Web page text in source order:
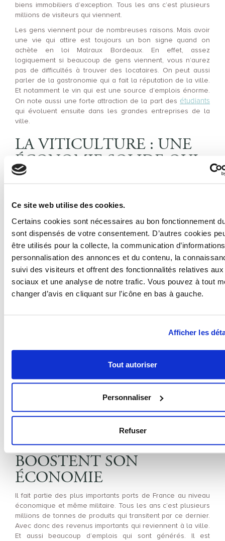
Ce site web utilise des cookies.
Certains cookies sont nécessaires au bon fonctionnement
sont dispensés de votre consentement. D’autres cookies
être utilisés pour la collecte, la communication
personnalisation des annonces et du contenu, la
suivi des visiteurs et offrent des fonctionnalités relatives
sociaux et une analyse de notre trafic. Vous pouvez à tout
changer d’avis en cliquant sur l’icône en bas à gauche.
Afficher les
Tout autoriser
Personnaliser
Refuser
biens immobiliers d’exception. Tous les ans c’est plusieurs
millions de visiteurs qui viennent.
Les gens viennent pour de nombreuses raisons. Mais avoir
une vie qui attire est toujours un bon signe quand on
achète en loi Malraux Bordeaux. En effet, assez
logiquement si beaucoup de gens viennent, vous n’aurez
pas de difficultés à trouver des locataires. On peut aussi
parler de la gastronomie qui a fait la réputation de la ville.
Et notamment le vin qui est une source d’emplois énorme.
On note aussi une forte attraction de la part des étudiants
qui évoluent ensuite dans les grandes entreprises de la
ville.
LA VITICULTURE : UNE
ÉCONOMIE SOLIDE QUI
CONSTITUE UN PLUS
BORDEAUX
Un des éléments du patrimoine le plus connu de la ville
c’est naturellement laculturedu vin. Elle est connue pour
cela dans le monde entier. C’est une source d’emplois et
aussi de richesse. Pour donner une idée de l’importance ou
parle de plus de 10 000 producteurs et plus de 100 000
hectares dans les alentours. Pour un total de 15 milliards
générés l’année dernière. Et plusieurs centaines de
millions de bouteilles de vin. Les résultats d’une importante
exemple le merlot ou le cabernet. Mais il y a aussi
Malraux Bordeaux. Parlons maintenant d’une autre partie
LES ÉCHANGES
MARITIMES : UN PLUS
POUR LA LOI MALRAUX
BORDEAUX CAR ILS
BOOSTENT SON
ÉCONOMIE
Il fait partie des plus importants ports de France au niveau
économique et même militaire. Tous les ans c’est plusieurs
millions de tonnes de produits qui transitent par ce dernier.
Avec donc des revenus importants qui reviennent à la ville.
Et aussi beaucoup d’emplois qui sont générés. Il est